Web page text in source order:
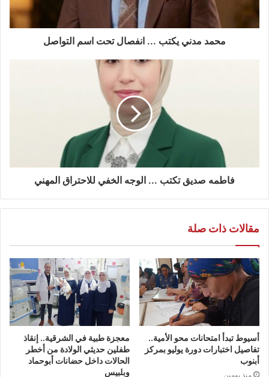
محمد مدني يكتب ... انفصال تحت اسم التواصل
فاطمه صديق تكتب ... الوجه الخفي للاحتراق المهني
مقالات ذات صلة
أسيوط تبدأ امتحانات محو الأمية..
تفاصيل اختبارات دورة يوليو بمركز
أبنوب
منذ يومين
معجزة طبية في الشرقية.. إنقاذ
طفلين حديثي الولادة من أخطر
الحالات داخل حضانات أبوحماد
وبلبيس